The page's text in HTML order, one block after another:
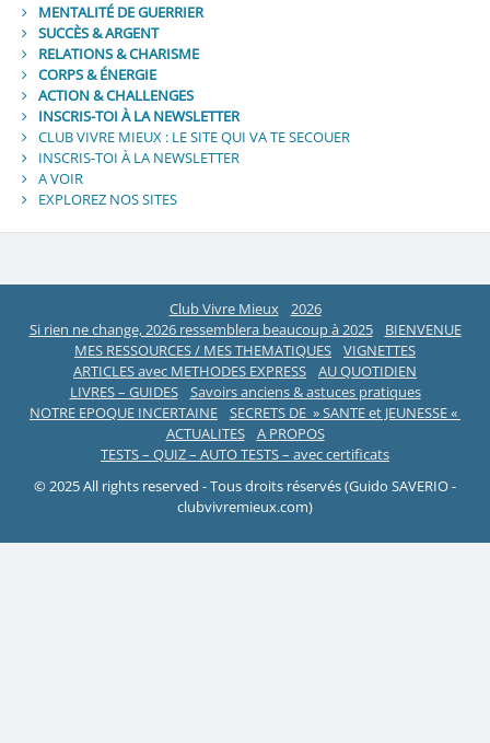
MENTALITÉ DE GUERRIER
SUCCÈS & ARGENT
RELATIONS & CHARISME
CORPS & ÉNERGIE
ACTION & CHALLENGES
INSCRIS-TOI À LA NEWSLETTER
CLUB VIVRE MIEUX : LE SITE QUI VA TE SECOUER
INSCRIS-TOI À LA NEWSLETTER
A VOIR
EXPLOREZ NOS SITES
Club Vivre Mieux
2026
Si rien ne change, 2026 ressemblera beaucoup à 2025
BIENVENUE
MES RESSOURCES / MES THEMATIQUES
VIGNETTES
ARTICLES avec METHODES EXPRESS
AU QUOTIDIEN
LIVRES – GUIDES
Savoirs anciens & astuces pratiques
NOTRE EPOQUE INCERTAINE
SECRETS DE » SANTE et JEUNESSE «
ACTUALITES
A PROPOS
TESTS – QUIZ – AUTO TESTS – avec certificats
© 2025 All rights reserved - Tous droits réservés (Guido SAVERIO -
clubvivremieux.com)